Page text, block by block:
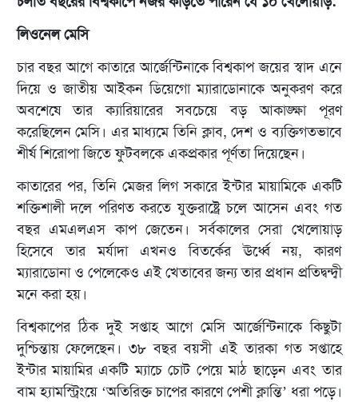
লিওনেল মেসি
চার বছর আগে কাতারে আর্জেন্টিনাকে বিশ্বকাপ জয়ের স্বাদ এনে
দিয়ে ও জাতীয় আইকন ডিয়েগো ম্যারাডোনাকে অনুকরণ করে
অবশেষে তার ক্যারিয়ারের সবচেয়ে বড় আকাঙ্ক্ষা পূরণ
করেছিলেন মেসি। এর মাধ্যমে তিনি ক্লাব, দেশ ও ব্যক্তিগতভাবে
শীর্ষ শিরোপা জিতে ফুটবলকে একপ্রকার পূর্ণতা দিয়েছেন।
কাতারের পর, তিনি মেজর লিগ সকারে ইন্টার মায়ামিকে একটি
শক্তিশালী দলে পরিণত করতে যুক্তরাষ্ট্রে চলে আসেন এবং গত
বছর এমএলএস কাপ জেতেন। সর্বকালের সেরা খেলোয়াড়
হিসেবে তার মর্যাদা এখনও বিতর্কের ঊর্ধ্বে নয়, কারণ
ম্যারাডোনা ও পেলেকেও এই খেতাবের জন্য তার প্রধান প্রতিদ্বন্দ্বী
মনে করা হয়।
বিশ্বকাপের ঠিক দুই সপ্তাহ আগে মেসি আর্জেন্টিনাকে কিছুটা
দুশ্চিন্তায় ফেলেছেন। ৩৮ বছর বয়সী এই তারকা গত সপ্তাহে
ইন্টার মায়ামির একটি ম্যাচে চোট পেয়ে মাঠ ছাড়েন এবং তার
বাম হ্যামস্ট্রিংয়ে ‘অতিরিক্ত চাপের কারণে পেশী ক্লান্তি’ ধরা পড়ে।